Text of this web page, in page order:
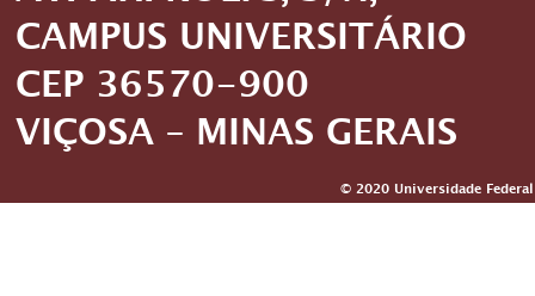
CAMPUS UNIVERSITÁRIO
CEP 36570-900
VIÇOSA – MINAS GERAIS
© 2020 Universidade